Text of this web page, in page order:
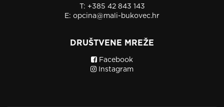
T: +385 42 843 143
E: opcina@mali-bukovec.hr
DRUŠTVENE MREŽE
Facebook
Instagram